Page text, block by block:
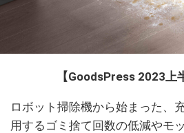
【GoodsPress 2023上
ロボット掃除機から始まった、
用するゴミ捨て回数の低減やモ